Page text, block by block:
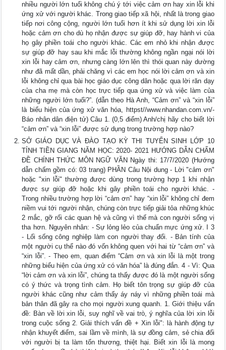
nhiều người lớn tuổi không chú ý tới việc cảm ơn hay xin lỗi khi
ứng xử với người khác. Trong giao tiếp xã hội, nhất là trong giao
tiếp nơi công cộng, người lớn tuổi hơn ít khi sử dụng lời xin lỗi
hoặc cảm ơn cho dù họ nhận được sự giúp đỡ, hay hành vi của
họ gây phiền toái cho người khác. Các em nhỏ khi nhận được
sự giúp đỡ hay sau khi mắc lỗi thường không ngần ngại nói lời
xin lỗi hay cảm ơn, nhưng càng lớn lên thì thói quan này dường
như đã mất dần, phải chăng vì các em học nói lời cảm ơn và xin
lỗi không chỉ qua bài học giáo dục công dân hoặc qua lời răn dạy
của cha mẹ mà còn học trực tiếp qua ứng xử và việc làm của
những người lớn tuổi?”. (dẫn theo Hà Anh, “Cảm ơn” và “xin lỗi”
là biểu hiện của ứng xử văn hóa, httpst//www.nhandan.com.vn/-
Báo nhân dân điện tử) Câu 1. (0,5 điểm) Anh/chị hãy cho biết lời
“cảm ơn” và “xin lỗi” được sử dụng trong trường hợp nào?
SỞ GIÁO DỤC VÀ ĐÀO TẠO KỲ THI TUYỂN SINH LỚP 10
TỈNH TIỀN GIANG NĂM HỌC: 2020- 2021 HƯỚNG DẪN CHẤM
ĐỀ CHÍNH THỨC MÔN NGỮ VĂN Ngày thi: 17/7/2020 (Hướng
dẫn chấm gồm có: 03 trang) PHẦN Câu Nội dung - Lời "cảm ơn"
hoặc "xin lỗi" thường được dùng trong trường hợp 1 khi nhận
được sự giúp đỡ hoặc khi gây phiền toái cho người khác. -
Trong nhiều trường hợp lời “cảm ơn” hay “xin lỗi” không chỉ đem
niềm vui tới người nhận, chúng còn trực tiếp giải tỏa những khúc
2 mắc, gỡ rối các quan hệ và cũng vì thế mà con người sống vị
tha hơn. Nguyên nhân: - Sự lỏng lẻo của chuẩn mực ứng xử. I 3
- Lối sống công nghiệp làm con người thay đổi. - Bản tính của
một người cụ thể nào đó vốn không quen với hai từ “cảm ơn” và
“xin lỗi”. - Theo em, quan điểm “Cảm ơn và xin lỗi là một trong
những biểu hiện của ứng xử có văn hóa” là đúng đắn. 4 - Vì: Qua
“lời cảm ơn và xin lỗi”, chúng ta thấy được đó là một người sống
có ý thức và trọng tình cảm. Họ biết tôn trọng sự giúp đỡ của
người khác cũng như cảm thấy áy náy vì những phiền toái mà
bản thân đã gây ra cho mọi người xung quanh. 1. Giới thiệu vấn
đề: Bàn về lời xin lỗi, suy nghĩ về vai trò, ý nghĩa của lời xin lỗi
trong cuộc sống 2. Giải thích vấn đề + Xin lỗi": là hành động tự
nhận khuyết điểm, sai lầm về mình, là sự đồng cảm, sẻ chia đối
với người bị ta làm tổn thương, thiệt hại. Biết xin lỗi là mong